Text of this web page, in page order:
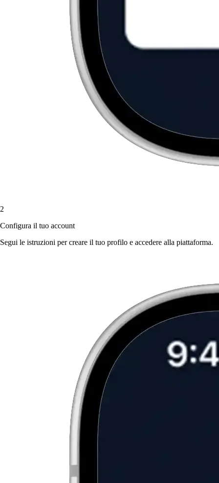
2
Configura il tuo account
Segui le istruzioni per creare il tuo profilo e accedere alla piattaforma.